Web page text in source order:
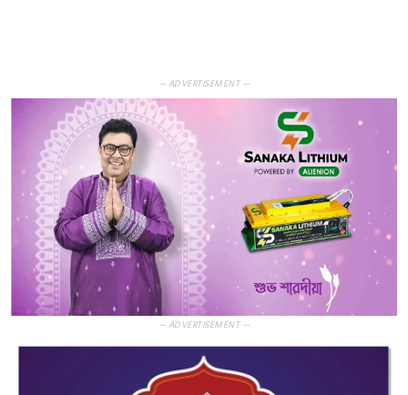
— ADVERTISEMENT —
— ADVERTISEMENT —